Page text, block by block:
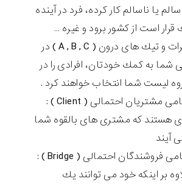
يا ناسالم كار كرده، فرد در آينده
است از كشور برود و غيره …
بر مبنای نمرات و تيك های درون ( A , B , C ) در
شما به كمك خودتان، افرادی را در
لیست شما انتخاب خواهند كرد .
C لیست اسامی مشتريان احتمالی ( Client ) :
هستند كه مشتری های بالقوه شما
آيند
B لیست اسامی فروشندگان احتمالی ( Bridge ) :
بر اينكه خود می توانند يك